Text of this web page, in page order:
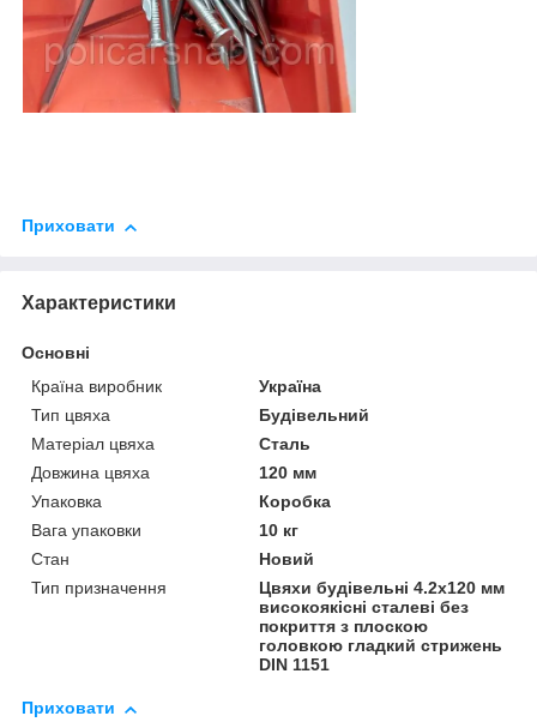
Приховати
Характеристики
Основні
Країна виробник
Україна
Тип цвяха
Будівельний
Матеріал цвяха
Сталь
Довжина цвяха
120 мм
Упаковка
Коробка
Вага упаковки
10 кг
Стан
Новий
Тип призначення
Цвяхи будівельні 4.2х120 мм
високоякісні сталеві без
покриття з плоскою
головкою гладкий стрижень
DIN 1151
Приховати